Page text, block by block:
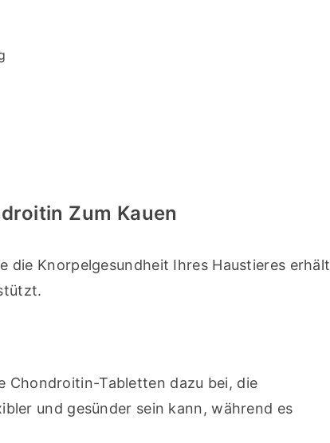
Zum Kauen
Knorpelgesundheit Ihres Haustieres erhält
Chondroitin-Tabletten dazu bei, die
und gesünder sein kann, während es